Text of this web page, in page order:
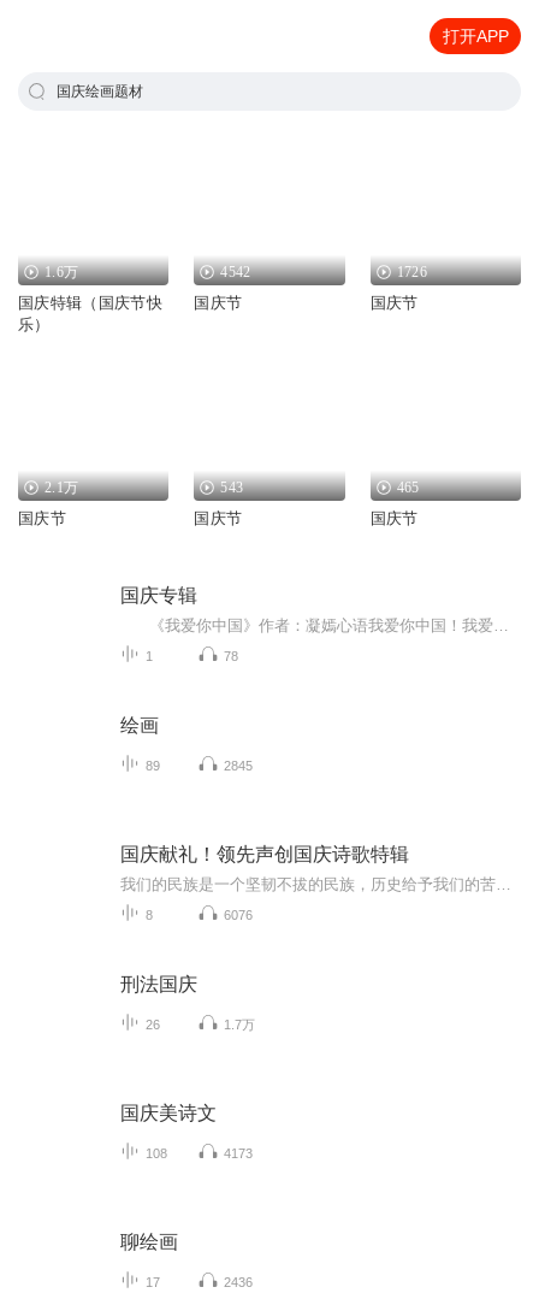
打开APP
国庆绘画题材
1.6万
国庆特辑（国庆节快
乐）
4542
国庆节
1726
国庆节
2.1万
国庆节
543
国庆节
465
国庆节
国庆专辑
1 78
绘画
89 2845
国庆献礼！领先声创国庆诗歌特辑
8 6076
刑法国庆
26 1.7万
国庆美诗文
108 4173
聊绘画
17 2436